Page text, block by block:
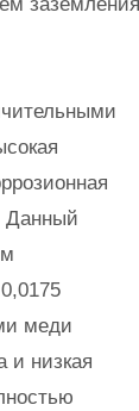
Данный
меди
и низкая